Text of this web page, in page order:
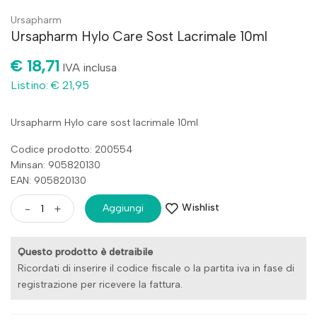
Ursapharm
Ursapharm Hylo Care Sost Lacrimale 10ml
€ 18,71 IVA inclusa
Listino: € 21,95
Ursapharm Hylo care sost lacrimale 10ml
Codice prodotto: 200554
Minsan: 905820130
EAN: 905820130
- + Aggiungi Wishlist
Questo prodotto è detraibile
Ricordati di inserire il codice fiscale o la partita iva in fase di
registrazione per ricevere la fattura.